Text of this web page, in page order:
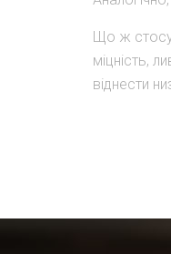
Що ж
міцність,
віднести